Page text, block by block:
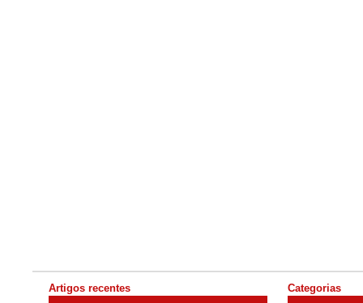
Artigos recentes Categorias